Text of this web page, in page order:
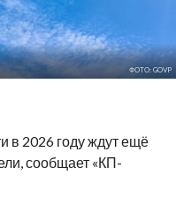
ФОТО: GOVP
в 2026 году ждут ещё
сообщает «КП-